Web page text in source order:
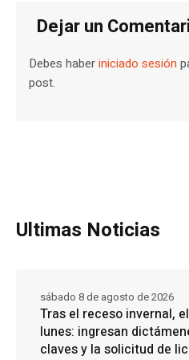
Dejar un
Debes haberiniciado sesión
post.
Ultimas Noticias
Tras el receso invernal,
lunes: ingresan
claves y la solicitud de
sábado 8 de agosto de 2026